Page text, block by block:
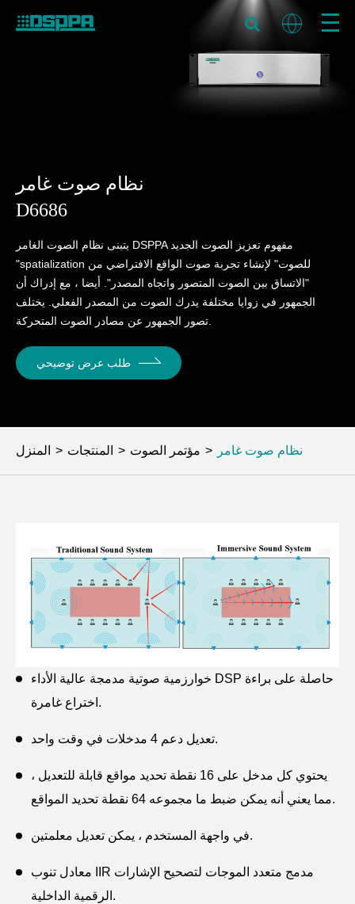
نظام صوت غامر
D6686
يتبنى نظام الصوت الغامر DSPPA مفهوم تعزيز الصوت الجديد
"spatialization للصوت" لإنشاء تجربة صوت الواقع الافتراضي من
"الاتساق بين الصوت المتصور واتجاه المصدر". أيضا ، مع إدراك أن
الجمهور في زوايا مختلفة يدرك الصوت من المصدر الفعلي. يختلف
تصور الجمهور عن مصادر الصوت المتحركة.
طلب عرض توضيحي
المنزل المنتجات مؤتمر الصوت نظام صوت غامر
خوارزمية صوتية مدمجة عالية الأداء DSP حاصلة على براءة
اختراع غامرة.
تعديل دعم 4 مدخلات في وقت واحد.
يحتوي كل مدخل على 16 نقطة تحديد مواقع قابلة للتعديل ،
مما يعني أنه يمكن ضبط ما مجموعه 64 نقطة تحديد المواقع.
في واجهة المستخدم ، يمكن تعديل معلمتين.
معادل تنوب IIR مدمج متعدد الموجات لتصحيح الإشارات
الرقمية الداخلية.